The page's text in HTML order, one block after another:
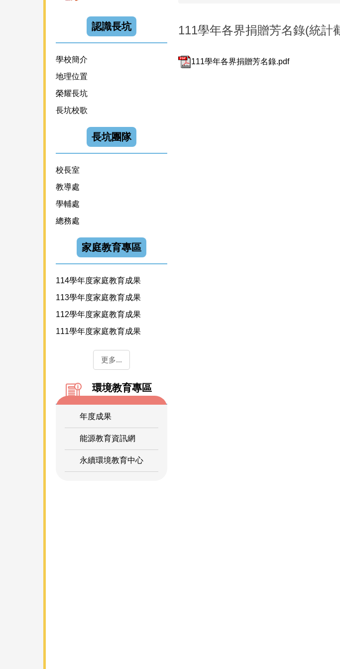
認識長坑
學校簡介
地理位置
榮耀長坑
長坑校歌
長坑團隊
校長室
教導處
學輔處
總務處
家庭教育專區
114學年度家庭教育成果
113學年度家庭教育成果
112學年度家庭教育成果
111學年度家庭教育成果
更多...
環境教育專區
年度成果
能源教育資訊網
永續環境教育中心
111學年各界捐贈芳名錄(統計
111學年各界捐贈芳名錄.pdf